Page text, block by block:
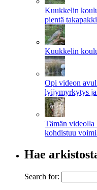
Kuukkelin
pientä
Kuukkelin
Opi videon
lyijymyrkytys ja
Tämän
kohdistuu
Hae
Search for: